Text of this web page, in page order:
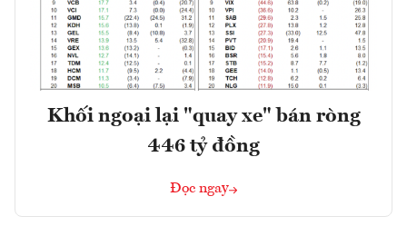
Khối ngoại lại "quay xe" bán ròng
446 tỷ đồng
Đọc ngay